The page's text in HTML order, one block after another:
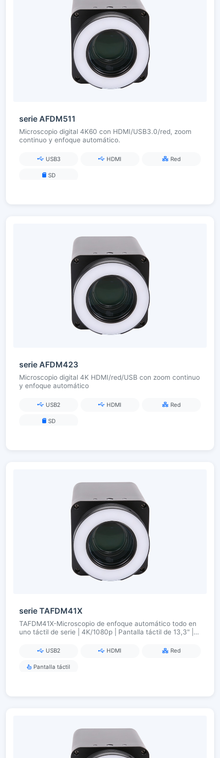
serie AFDM511
Microscopio digital 4K60 con HDMI/USB3.0/red, zoom
continuo y enfoque automático.
USB3 HDMI Red
SD
serie AFDM423
Microscopio digital 4K HDMI/red/USB con zoom continuo
y enfoque automático
USB2 HDMI Red
SD
serie TAFDM41X
TAFDM41X-Microscopio de enfoque automático todo en
uno táctil de serie | 4K/1080p | Pantalla táctil de 13,3" |
USB2 HDMI Red
Pantalla táctil